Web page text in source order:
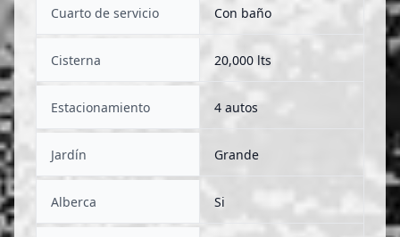
Cuarto de servicio Con baño
Cisterna 20,000 lts
Estacionamiento 4 autos
Jardín Grande
Alberca Si